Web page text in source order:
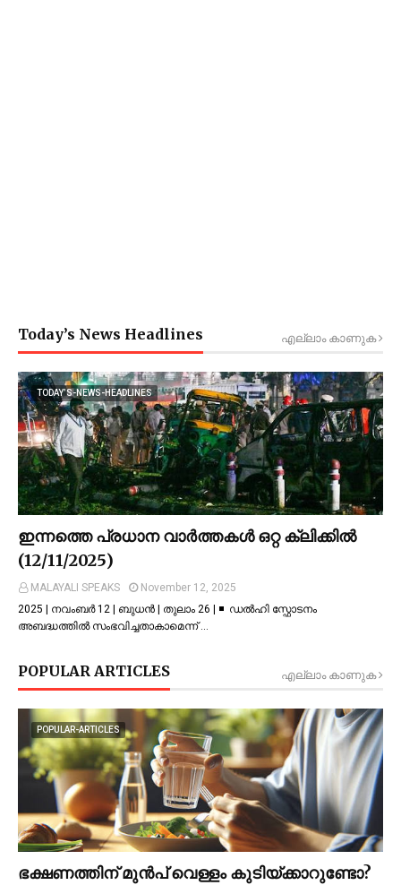
Today’s News Headlines എല്ലാം കാണുക
TODAY’S-NEWS-HEADLINES
ഇന്നത്തെ പ്രധാന വാർത്തകൾ ഒറ്റ ക്ലിക്കിൽ
(12/11/2025)
MALAYALI SPEAKS
November 12, 2025
2025 | നവംബർ 12 | ബുധൻ | തുലാം 26 | ◾ ഡല്‍ഹി സ്ഫോടനം
അബദ്ധത്തില്‍ സംഭവിച്ചതാകാമെന്ന് …
POPULAR ARTICLES എല്ലാം കാണുക
POPULAR-ARTICLES
ഭക്ഷണത്തിന് മുന്‍പ് വെള്ളം കുടിയ്ക്കാറുണ്ടോ?